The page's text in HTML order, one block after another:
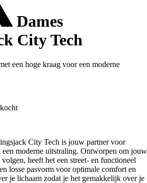
Dames
City Tech
een hoge kraag voor een moderne
City Tech is jouw partner voor
een moderne uitstraling. Ontworpen om jouw
heeft het een street- en functioneel
losse pasvorm voor optimale comfort en
je lichaam zodat je het gemakkelijk over je